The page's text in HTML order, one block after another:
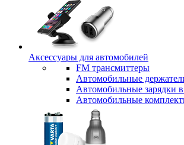
Аксессуары для автомобилей
FM трансмиттеры
Автомобильные
Автомобильные зарядки
Автомобильные